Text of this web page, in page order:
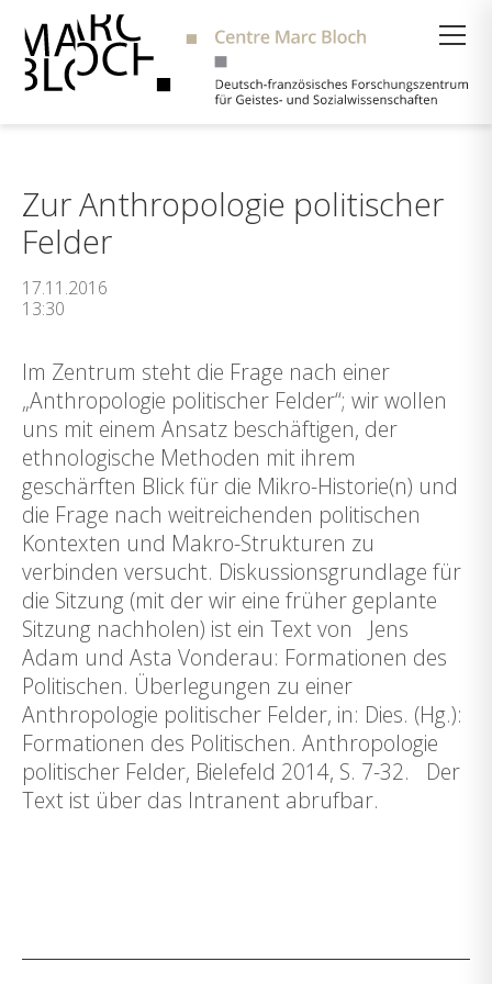
Zur Anthropologie politischer
Felder
17.11.2016
13:30
Im Zentrum steht die Frage nach einer
„Anthropologie politischer Felder“; wir wollen
uns mit einem Ansatz beschäftigen, der
ethnologische Methoden mit ihrem
geschärften Blick für die Mikro-Historie(n) und
die Frage nach weitreichenden politischen
Kontexten und Makro-Strukturen zu
verbinden versucht. Diskussionsgrundlage für
die Sitzung (mit der wir eine früher geplante
Sitzung nachholen) ist ein Text von Jens
Adam und Asta Vonderau: Formationen des
Politischen. Überlegungen zu einer
Anthropologie politischer Felder, in: Dies. (Hg.):
Formationen des Politischen. Anthropologie
politischer Felder, Bielefeld 2014, S. 7-32. Der
Text ist über das Intranent abrufbar.